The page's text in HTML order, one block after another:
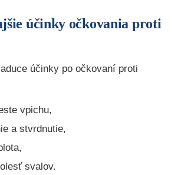
účinky očkovania proti
účinky po očkovaní proti
vpichu,
a stvrdnutie,
svalov.